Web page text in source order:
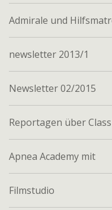
Admirale und
newsletter 2013/1
Newsletter 02/2015
Reportagen über
Apnea Academy mit
Filmstudio